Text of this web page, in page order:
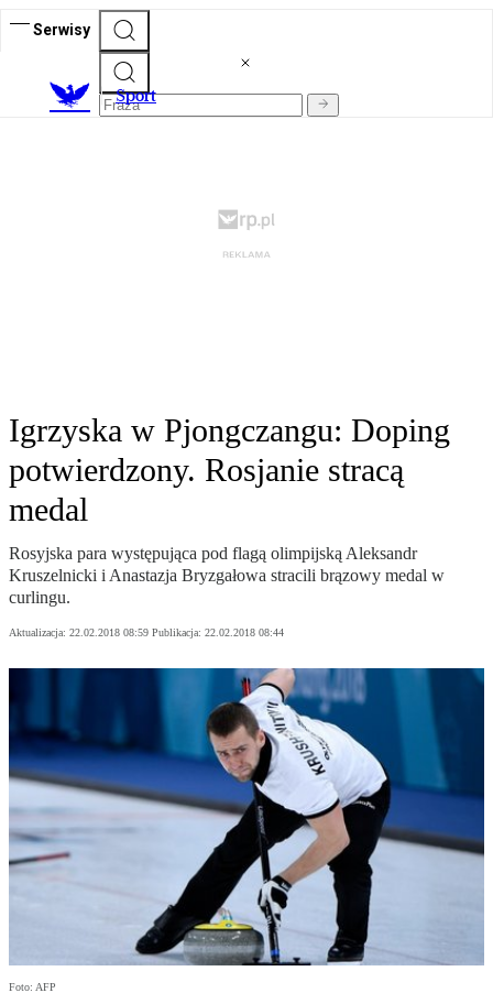
Serwisy
Sport
Igrzyska w Pjongczangu: Doping
potwierdzony. Rosjanie stracą
medal
Rosyjska para występująca pod flagą olimpijską Aleksandr
Kruszelnicki i Anastazja Bryzgałowa stracili brązowy medal w
curlingu.
Aktualizacja: 22.02.2018 08:59 Publikacja: 22.02.2018 08:44
Foto: AFP